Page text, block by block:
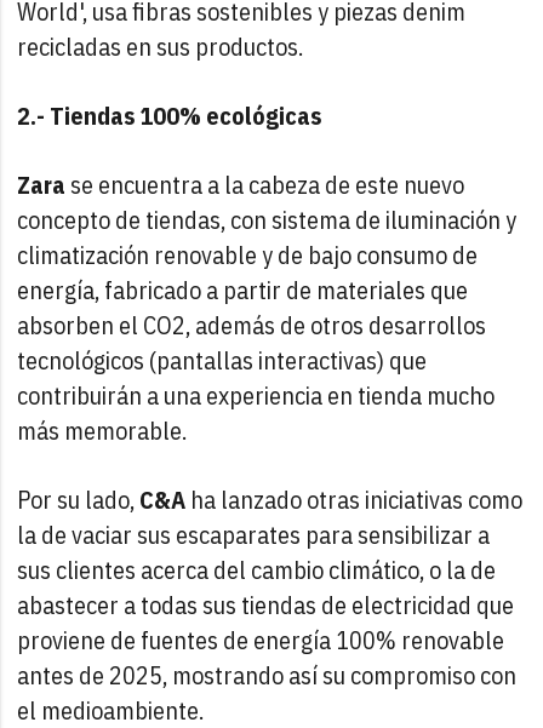
World', usa fibras sostenibles y piezas denim
recicladas en sus productos.
2.- Tiendas 100% ecológicas
Zara se encuentra a la cabeza de este nuevo
concepto de tiendas, con sistema de iluminación y
climatización renovable y de bajo consumo de
energía, fabricado a partir de materiales que
absorben el CO2, además de otros desarrollos
tecnológicos (pantallas interactivas) que
contribuirán a una experiencia en tienda mucho
más memorable.
Por su lado,C&A ha lanzado otras iniciativas como
la de vaciar sus escaparates para sensibilizar a
sus clientes acerca del cambio climático, o la de
abastecer a todas sus tiendas de electricidad que
proviene de fuentes de energía 100% renovable
antes de 2025, mostrando así su compromiso con
el medioambiente.